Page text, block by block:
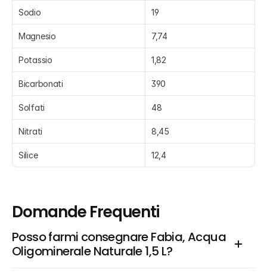
Sodio 19
Magnesio 7,74
Potassio 1,82
Bicarbonati 390
Solfati 48
Nitrati 8,45
Silice 12,4
Domande Frequenti
Posso farmi consegnare Fabia, Acqua
Oligominerale Naturale 1,5 L?